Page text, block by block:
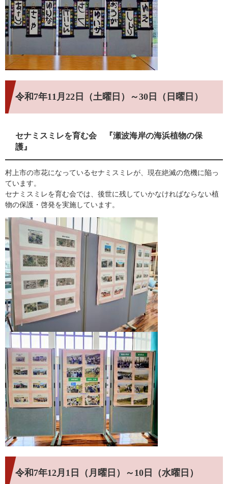
令和7年11月22日（土曜日）～30日（日曜日）
セナミスミレを育む会 『瀬波海岸の海浜植物の保
護』
村上市の市花になっているセナミスミレが、現在絶滅の危機に陥っ
ています。
セナミスミレを育む会では、後世に残していかなければならない植
物の保護・啓発を実施しています。
令和7年12月1日（月曜日）～10日（水曜日）